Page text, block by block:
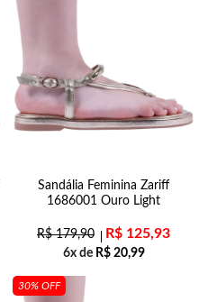
Sandália Feminina Zariff
1686001 Ouro Light
R$179,90 R$ 125,93
6x de R$20,99
30% OFF